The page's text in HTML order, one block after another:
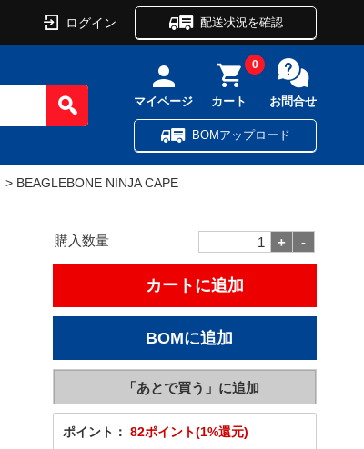
ログイン 配送状況を確認
マイページ カート
0
お問合せ
BOMアップロード
> BEAGLEBONE NINJA CAPE
購入数量
ポイント： 82ポイント(1%還元)